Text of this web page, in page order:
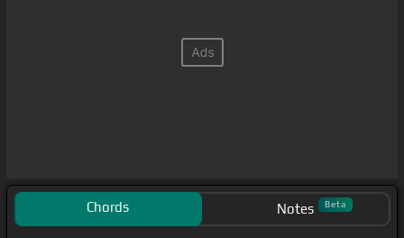
[Gb] [Ebm]
くていい明らかに伸
ばしている人って何一つ見つ
け[Bbm]ないから解けるまで選んで書いたって僕はそ
Chords Notes Beta